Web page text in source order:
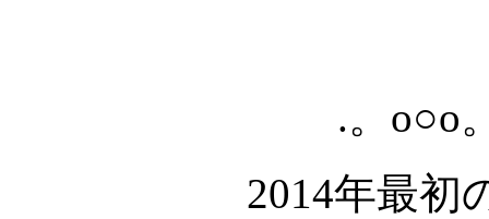
.。o○o
2014年最初